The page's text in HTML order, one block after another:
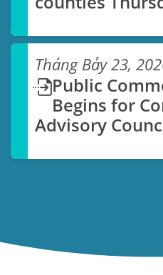
Tháng Bảy 23,
Public
Begins for
Advisory